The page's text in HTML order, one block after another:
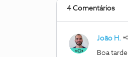
4 Comentários
João H.
Boa tarde